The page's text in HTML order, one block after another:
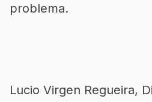
problema.
Lucio Virgen Regueira,